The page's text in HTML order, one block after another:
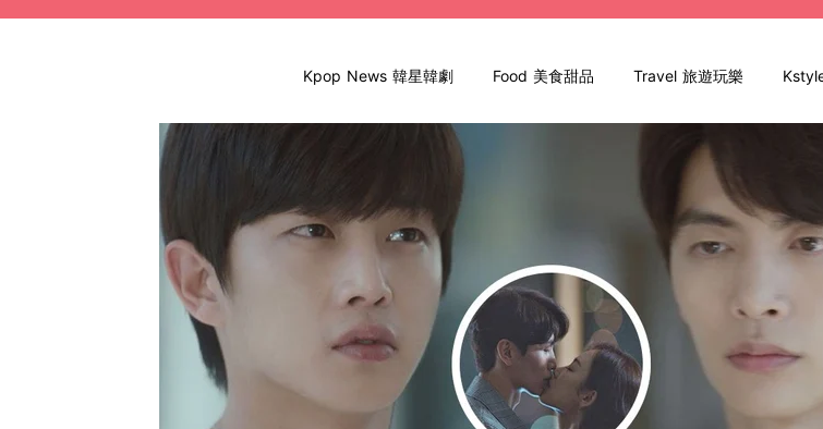
Kpop News 韓星韓劇 Food 美食甜品 Travel 旅遊玩樂